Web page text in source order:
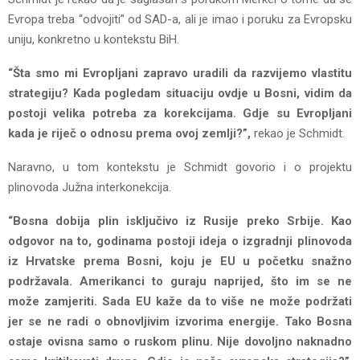
Evropa treba “odvojiti” od SAD-a, ali je imao i poruku za Evropsku
uniju, konkretno u kontekstu BiH.
“Šta smo mi Evropljani zapravo uradili da razvijemo vlastitu
strategiju? Kada pogledam situaciju ovdje u Bosni, vidim da
postoji velika potreba za korekcijama. Gdje su Evropljani
kada je riječ o odnosu prema ovoj zemlji?”, rekao je Schmidt.
Naravno, u tom kontekstu je Schmidt govorio i o projektu
plinovoda Južna interkonekcija.
“Bosna dobija plin isključivo iz Rusije preko Srbije. Kao
odgovor na to, godinama postoji ideja o izgradnji plinovoda
iz Hrvatske prema Bosni, koju je EU u početku snažno
podržavala. Amerikanci to guraju naprijed, što im se ne
može zamjeriti. Sada EU kaže da to više ne može podržati
jer se ne radi o obnovljivim izvorima energije. Tako Bosna
ostaje ovisna samo o ruskom plinu. Nije dovoljno naknadno